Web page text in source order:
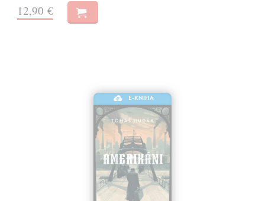
12,90 €
E-KNIHA